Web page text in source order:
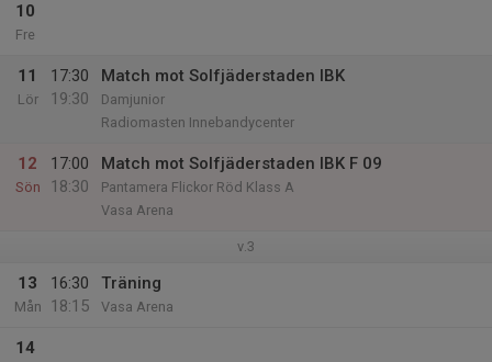
10
Fre
11
Lör
17:30
19:30
Match mot Solfjäderstaden IBK
Damjunior
Radiomasten Innebandycenter
12
Sön
17:00
18:30
Match mot Solfjäderstaden IBK F 09
Pantamera Flickor Röd Klass A
Vasa Arena
v.3
13
Mån
16:30
18:15
Träning
Vasa Arena
14